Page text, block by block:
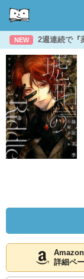
NEW 2週連続で『
Amazon
詳細ペ